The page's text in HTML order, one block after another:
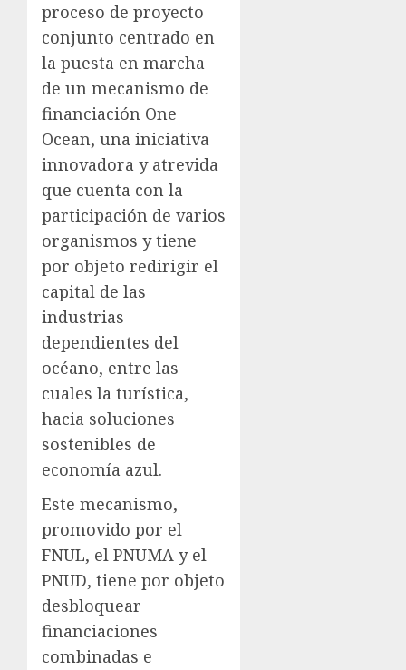
proceso de proyecto
conjunto centrado en
la puesta en marcha
de un mecanismo de
financiación One
Ocean, una iniciativa
innovadora y atrevida
que cuenta con la
participación de varios
organismos y tiene
por objeto redirigir el
capital de las
industrias
dependientes del
océano, entre las
cuales la turística,
hacia soluciones
sostenibles de
economía azul.
Este mecanismo,
promovido por el
FNUL, el PNUMA y el
PNUD, tiene por objeto
desbloquear
financiaciones
combinadas e